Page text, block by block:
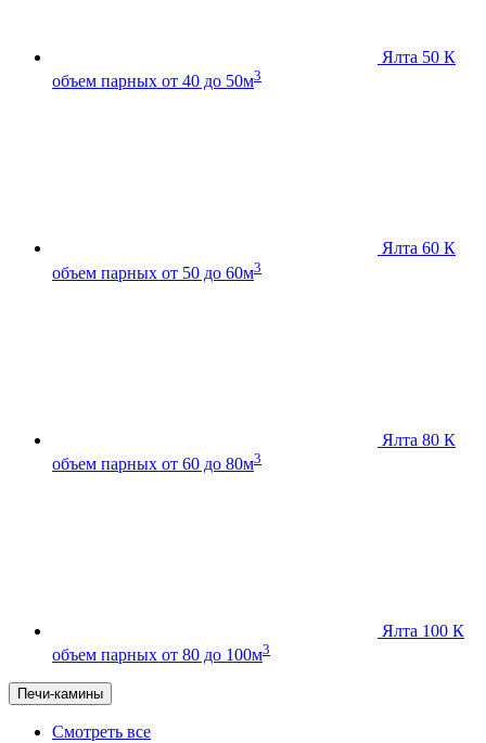
Ялта 50 К
объем парных от 40 до 50м3
Ялта 60 К
объем парных от 50 до 60м3
Ялта 80 К
объем парных от 60 до 80м3
Ялта 100 К
объем парных от 80 до 100м3
Печи-камины
Смотреть все